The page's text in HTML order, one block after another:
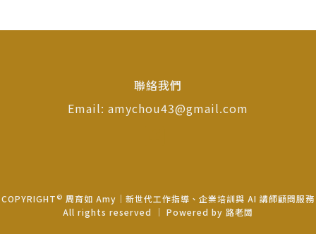
聯絡我們
Email: amychou43@gmail.com
COPYRIGHT © 周育如 Amy｜新世代工作指導、企業培訓與 AI 講師顧問服務
All rights reserved ｜ Powered by 路老闆